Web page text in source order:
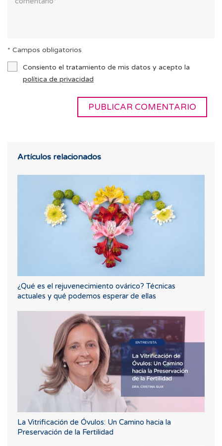
* Campos obligatorios
Consiento el tratamiento de mis datos y acepto la
política de privacidad
Artículos relacionados
¿Qué es el rejuvenecimiento ovárico? Técnicas
actuales y qué podemos esperar de ellas
La Vitrificación de Óvulos: Un Camino hacia la
Preservación de la Fertilidad